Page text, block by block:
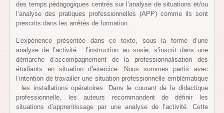
des temps pédagogiques centrés sur l’analyse de situations et/ou
l’analyse des pratiques professionnelles (APP) comme ils sont
prescrits dans les arrêtés de formation.
L’expérience présentée dans ce texte, sous la forme d’une
analyse de l’activité : l’instruction au sosie, s’inscrit dans une
démarche d’accompagnement de la professionnalisation des
étudiants en situation d’exercice. Nous sommes partis avec
l’intention de travailler une situation professionnelle emblématique
: les installations opératoires. Dans le courant de la didactique
professionnelle, les auteurs recommandent de définir les
situations d’apprentissage par une analyse de l’activité. Cette